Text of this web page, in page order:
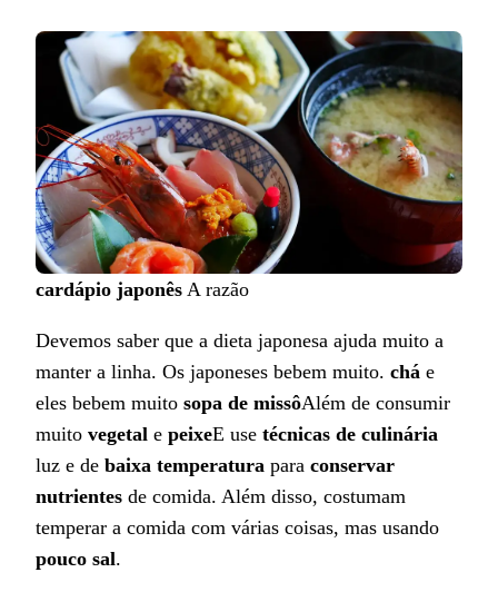
cardápio japonês A razão
Devemos saber que a dieta japonesa ajuda muito a
manter a linha. Os japoneses bebem muito. chá e
eles bebem muito sopa de missôAlém de consumir
muito vegetal e peixeE use técnicas de culinária
luz e de baixa temperatura para conservar
nutrientes de comida. Além disso, costumam
temperar a comida com várias coisas, mas usando
pouco sal.